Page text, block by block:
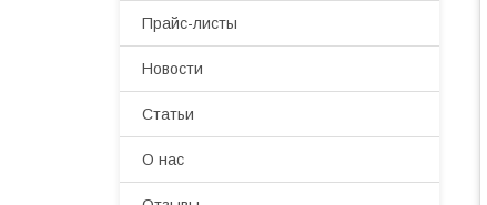
Прайс-листы
Новости
Статьи
О нас